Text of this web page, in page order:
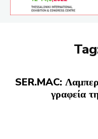
SER.MAC:
γραφεία